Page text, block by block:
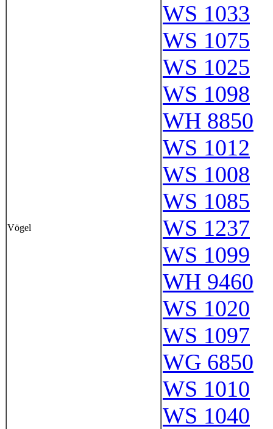
Vögel
WS 1033
WS 1075
WS 1025
WS 1098
WH 8850
WS 1012
WS 1008
WS 1085
WS 1237
WS 1099
WH 9460
WS 1020
WS 1097
WG 6850
WS 1010
WS 1040